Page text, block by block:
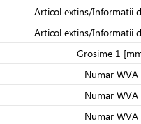
Articol extins/Informatii
Articol extins/Informatii
Grosime 1
Numar WVA
Numar WVA
Numar WVA